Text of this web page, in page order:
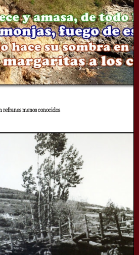
refranes menos conocidos